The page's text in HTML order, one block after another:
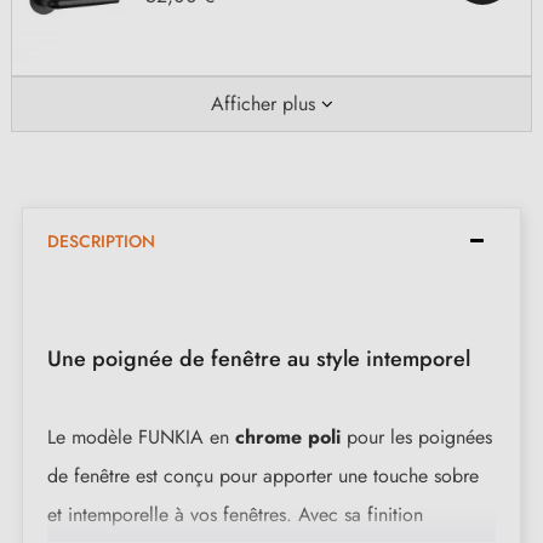
Afficher plus
DESCRIPTION
Une poignée de fenêtre au style intemporel
Le modèle FUNKIA en chrome poli pour les poignées
de fenêtre est conçu pour apporter une touche sobre
et intemporelle à vos fenêtres. Avec sa finition